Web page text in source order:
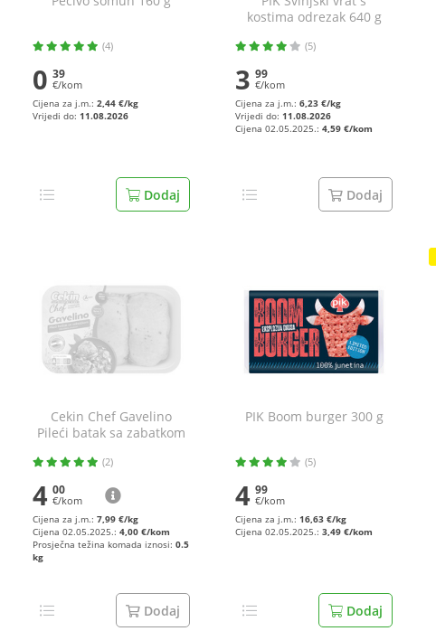
(4)
0 39
€/kom
Cijena za j.m.: 2,44 €/kg
Vrijedi do: 11.08.2026
Dodaj
kostima odrezak 640 g
(5)
3 99
€/kom
Cijena za j.m.: 6,23 €/kg
Vrijedi do: 11.08.2026
Cijena 02.05.2025.: 4,59 €/kom
Dodaj
Cekin Chef Gavelino
Pileći batak sa zabatkom
(2)
4 00
€/kom
Cijena za j.m.: 7,99 €/kg
Cijena 02.05.2025.: 4,00 €/kom
Prosječna težina komada iznosi: 0.5
kg
Dodaj
PIK Boom burger 300 g
(5)
4 99
€/kom
Cijena za j.m.: 16,63 €/kg
Cijena 02.05.2025.: 3,49 €/kom
Dodaj